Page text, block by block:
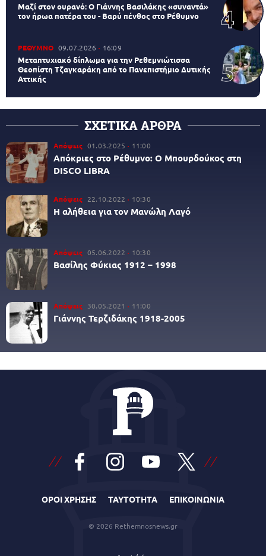
Μαζί στον ουρανό: Ο Γιάννης Βασιλάκης «συναντά»
τον ήρωα πατέρα του - Βαρύ πένθος στο Ρέθυμνο
ΡΕΘΥΜΝΟ 09.07.2026 16:09
Μεταπτυχιακό δίπλωμα για την Ρεθεμνιώτισσα
Θεοπίστη Τζαγκαράκη από το Πανεπιστήμιο Δυτικής
Αττικής
ΣΧΕΤΙΚΑ ΑΡΘΡΑ
Απόψεις 01.03.2025 11:00
Απόκριες στο Ρέθυμνο: Ο Μπουρδούκος στη
DISCO LIBRA
Απόψεις 22.10.2022 10:30
Η αλήθεια για τον Μανώλη Λαγό
Απόψεις 05.06.2022 10:30
Βασίλης Φύκιας 1912 – 1998
Απόψεις 30.05.2021 11:00
Γιάννης Τερζιδάκης 1918-2005
ΟΡΟΙ ΧΡΗΣΗΣ ΤΑΥΤΟΤΗΤΑ ΕΠΙΚΟΙΝΩΝΙΑ
© 2026 Rethemnosnews.gr